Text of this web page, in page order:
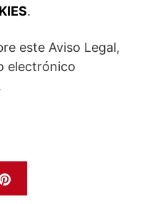
.
este Aviso Legal,
electrónico